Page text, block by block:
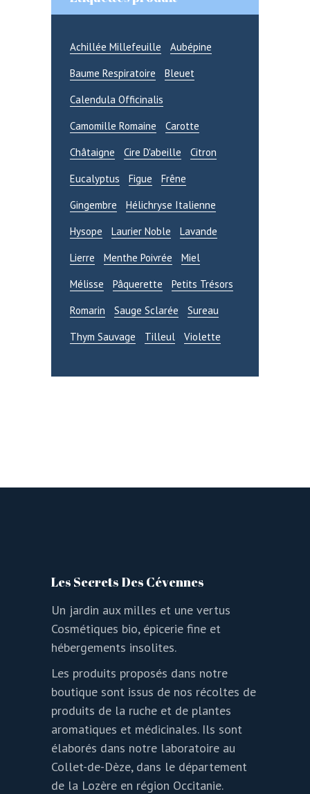
Achillée Millefeuille
Aubépine
Baume Respiratoire
Bleuet
Calendula Officinalis
Camomille Romaine
Carotte
Châtaigne
Cire D'abeille
Citron
Eucalyptus
Figue
Frêne
Gingembre
Hélichryse Italienne
Hysope
Laurier Noble
Lavande
Lierre
Menthe Poivrée
Miel
Mélisse
Pâquerette
Petits Trésors
Romarin
Sauge Sclarée
Sureau
Thym Sauvage
Tilleul Violette
Les Secrets Des Cévennes
Un jardin aux milles et une vertus
Cosmétiques bio, épicerie fine et
hébergements insolites.
Les produits proposés dans notre
boutique sont issus de nos récoltes de
produits de la ruche et de plantes
aromatiques et médicinales. Ils sont
élaborés dans notre laboratoire au
Collet-de-Dèze, dans le département
de la Lozère en région Occitanie.
Se souvenir de moi
Mot de passe oublié ?
CONNEXION